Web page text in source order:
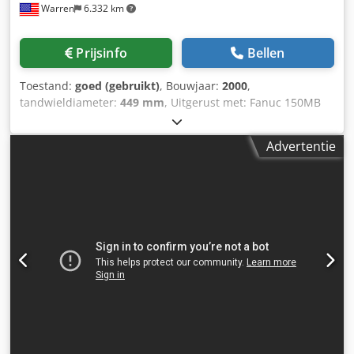
van machinecentrum tot werkspil (vast): 4,5 inch Aantal
platfreesbewerking: 1,1 inch tot 7,5 inch Helixact: 100 mm
tot 200 mm Fijne module: 102 mm tot 152 mm Grove
basis (graden per seconde): 30 graden/seconde A-as –
werkspil (platfreesbewerking) (toerental): 0-75 A-as –
werkspil (rondtandwielbewerking) (toerental): 0-375 C-as –
freesspil (toerental): 30-500 X-as – horizontaal (inch per
seconde): 4,92 inch/seconde Y-as – verticaal (inch per
vloeroppervlakte: 95,75 inch x 63,5 inch Hoogte (zonder
nevelafzuiger): 90,75 inch Geschat gewicht: 22.000 lbs
Warren 6.332 km
Prijsinfo Bellen
Toestand: goed (gebruikt), Bouwjaar: 2000,
tandwieldiameter: 449 mm, Uitgerust met: Fanuc 150MB
CNC Besturing Droog snijden Snijwond
Spaanafvoersysteem Automatische deuren Hydraulisch
systeem Smeersysteem Werklamp Stapellicht Specificaties:
grondplaat van de wagen Z-as: -10,16 - 500 mm
Zwenkbereik werkstukkop B-as: -3 - 90 graden Maximale
afstand machinemidden tot spilzijde: 165 mm Aantal
Advertentie